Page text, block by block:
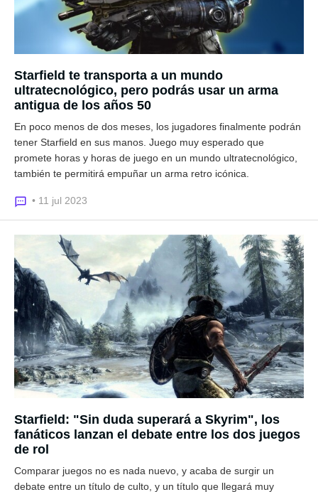
Starfield te transporta a un mundo
ultratecnológico, pero podrás usar un arma
antigua de los años 50
En poco menos de dos meses, los jugadores finalmente podrán
tener Starfield en sus manos. Juego muy esperado que
promete horas y horas de juego en un mundo ultratecnológico,
también te permitirá empuñar un arma retro icónica.
• 11 jul 2023
Starfield: "Sin duda superará a Skyrim", los
fanáticos lanzan el debate entre los dos juegos
de rol
Comparar juegos no es nada nuevo, y acaba de surgir un
debate entre un título de culto, y un título que llegará muy